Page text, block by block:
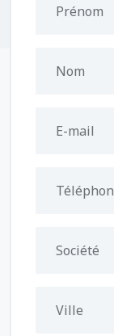
Prénom
Nom
E-mail
Société
Ville